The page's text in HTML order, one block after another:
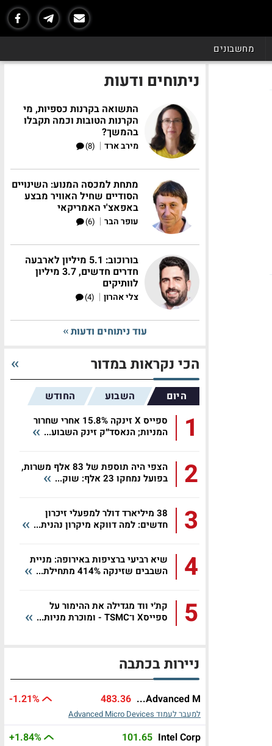
מחשבונים
ניתוחים ודעות
התשואה בקרנות כספיות, מי
הקרנות הטובות וכמה תקבלו
בהמשך?
מירב ארד |
(8)
מתחת למכסה המנוע: השינויים
הסודיים שחיל האוויר מבצע
באפאצ'י האמריקאי
עופר הבר |
(6)
בורוכוב: 5.1 מיליון לארבעה
חדרים חדשים, 3.7 מיליון
לוותיקים
צלי אהרון |
(4)
עוד ניתוחים ודעות
הכי נקראות במדור
היום השבוע החודש
1
ספייס X זינקה 15.8% אחרי שחרור
המניות; הנאסד״ק זינק השבוע...
2
הצפי היה תוספת של 83 אלף משרות,
בפועל נמחקו 23 אלף: שוק...
3
38 מיליארד דולר למפעלי זיכרון
חדשים: למה דווקא מיקרון נהנית...
4
שיא רביעי ברציפות באירופה: מניית
השבבים שזינקה 414% מתחילת...
5
קת׳י ווד מגדילה את ההימור על
ספייסX ו־TSMC - ומוכרת מניות...
ניירות בכתבה
Advanced M...
483.36
-1.21%
למעבר לעמוד Advanced Micro Devices
Intel Corp
101.65
+1.84%